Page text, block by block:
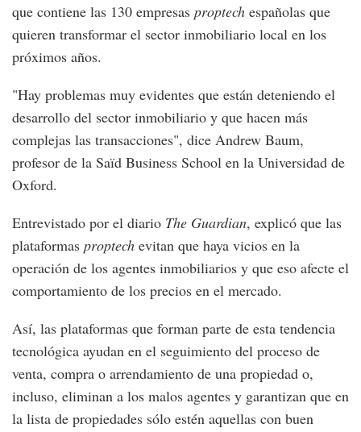
que contiene las 130 empresas proptech españolas que
quieren transformar el sector inmobiliario local en los
próximos años.
"Hay problemas muy evidentes que están deteniendo el
desarrollo del sector inmobiliario y que hacen más
complejas las transacciones", dice Andrew Baum,
profesor de la Saïd Business School en la Universidad de
Oxford.
Entrevistado por el diario The Guardian, explicó que las
plataformas proptech evitan que haya vicios en la
operación de los agentes inmobiliarios y que eso afecte el
comportamiento de los precios en el mercado.
Así, las plataformas que forman parte de esta tendencia
tecnológica ayudan en el seguimiento del proceso de
venta, compra o arrendamiento de una propiedad o,
incluso, eliminan a los malos agentes y garantizan que en
la lista de propiedades sólo estén aquellas con buen